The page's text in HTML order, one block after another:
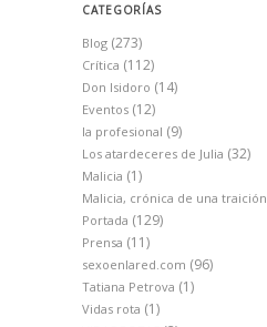
CATEGORÍAS
Blog (273)
Crítica (112)
Don Isidoro (14)
Eventos (12)
la profesional (9)
Los atardeceres de Julia (32)
Malicia (1)
Malicia, crónica de una traición
Portada (129)
Prensa (11)
sexoenlared.com (96)
Tatiana Petrova (1)
Vidas rota (1)